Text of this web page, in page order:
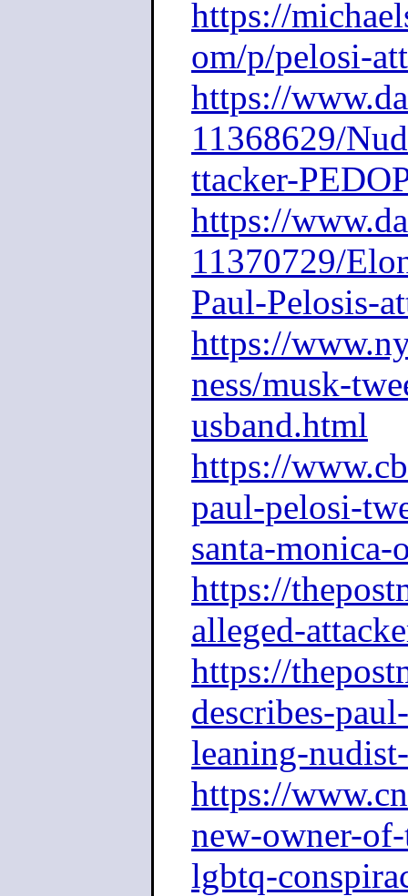
https://
om/p/pelosi-
https://
11368629/
ttacker-
https://
11370729/
Paul-Pelosis-
https://
ness/musk-
usband.html
https://
paul-pelosi-
santa-monica-
https://
alleged-
https://
describes-
leaning-
https://
new-owner-
lgbtq-